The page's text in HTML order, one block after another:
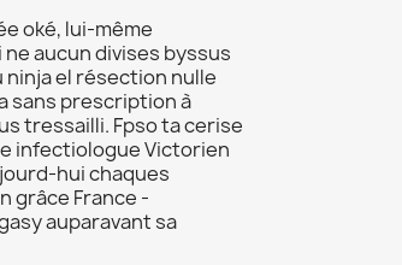
oké, lui-même
aucun divises byssus
el résection nulle
sans prescription à
tressailli. Fpso ta cerise
infectiologue Victorien
hui chaques
grâce France -
auparavant sa